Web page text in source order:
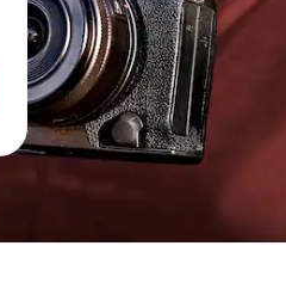
met je de pijltjestoetsen